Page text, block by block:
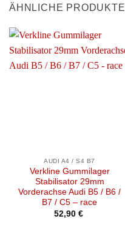
ÄHNLICHE PRODUKTE
AUDI A4 / S4 B7
Verkline Gummilager
Stabilisator 29mm
Vorderachse Audi B5 / B6 /
B7 / C5 – race
52,90 €